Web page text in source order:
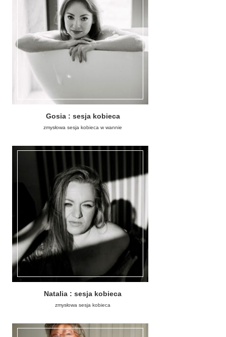
Gosia : sesja kobieca
zmysłowa sesja kobieca w wannie
Natalia : sesja kobieca
zmysłowa sesja kobieca